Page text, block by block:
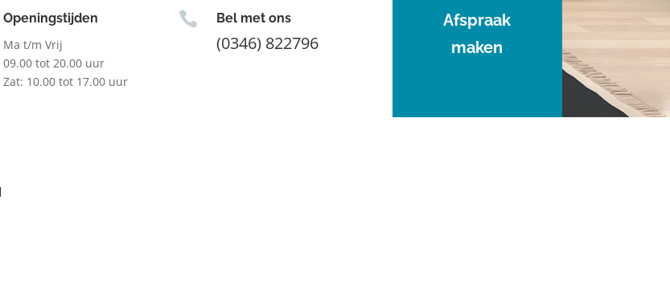
Openingstijden
Ma t/m Vrij
09.00 tot 20.00 uur
Zat: 10.00 tot 17.00 uur
 Bel met ons
(0346) 822796
Afspraak
maken